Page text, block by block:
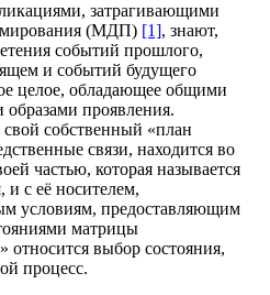
затрагивающими
(МДП) [1], знают,
событий прошлого,
и событий будущего
целое, обладающее общими
проявления.
свой собственный «план
связи, находится во
частью, которая называется
и с её носителем,
условиям, предоставляющим
матрицы
выбор состояния,
процесс.